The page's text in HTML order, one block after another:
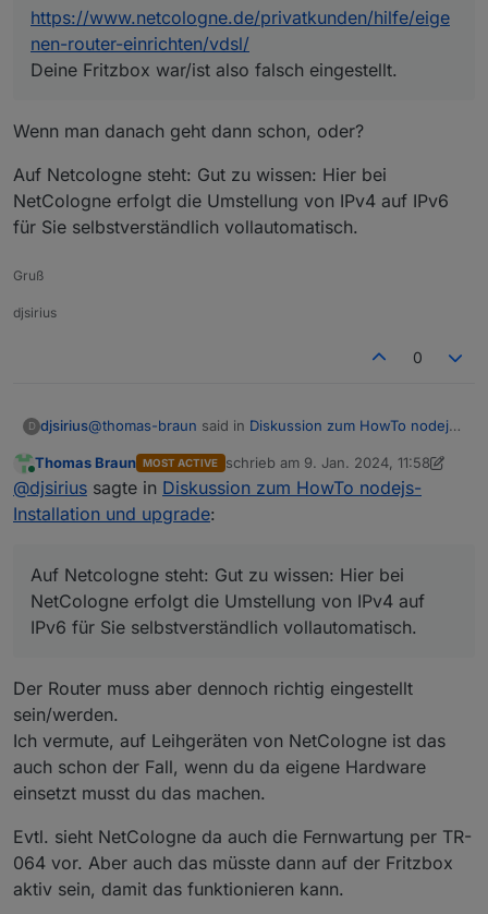
25  * * *
26  * * *
28  * * *
30  * * *
17  * * *
19  * * *
20  * * *
23  * * *
25  * * *
26  * * *
27  * * *
fe80::ca9c:dcff:feec:fbbc/128  [::]
ff00::/8                       [::]
Verbindung über DS-Lite hergestellt und
die AFTR-Adresse automatisch über
DHCPv6 ermittelt wird.
https://www.netcologne.de/privatkunden/hilfe/eige
nen-router-einrichten/vdsl/
Deine Fritzbox war/ist also falsch eingestellt.
Wenn man danach geht dann schon, oder?
Auf Netcologne steht: Gut zu wissen: Hier bei
NetCologne erfolgt die Umstellung von IPv4 auf IPv6
für Sie selbstverständlich vollautomatisch.
Gruß
djsirius
0
D djsirius@thomas-braun said in Diskussion zum HowTo nodejs-
Quelle:
https://www.netcologne.de/privatkunden/hilfe/eig
enen-router-einrichten/vdsl/
Wenn man danach geht dann schon, oder?
Auf Netcologne steht: Gut zu wissen: Hier bei
NetCologne erfolgt die Umstellung von IPv4 auf IPv6
für Sie selbstverständlich vollautomatisch.
Online
Thomas Braun MOST ACTIVE schrieb am 9. Jan. 2024, 11:58
zuletzt editiert von Thomas Braun
@djsirius sagte in Diskussion zum HowTo nodejs-
Installation und upgrade:
Auf Netcologne steht: Gut zu wissen: Hier bei
NetCologne erfolgt die Umstellung von IPv4 auf
IPv6 für Sie selbstverständlich vollautomatisch.
Der Router muss aber dennoch richtig eingestellt
sein/werden.
Ich vermute, auf Leihgeräten von NetCologne ist das
auch schon der Fall, wenn du da eigene Hardware
einsetzt musst du das machen.
Evtl. sieht NetCologne da auch die Fernwartung per TR-
064 vor. Aber auch das müsste dann auf der Fritzbox
aktiv sein, damit das funktionieren kann.